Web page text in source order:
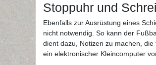
Stoppuhr und
Ebenfalls zur Ausrüstung eines
nicht notwendig. So kann der
dient dazu, Notizen zu machen,
ein elektronischer Kleincomputer